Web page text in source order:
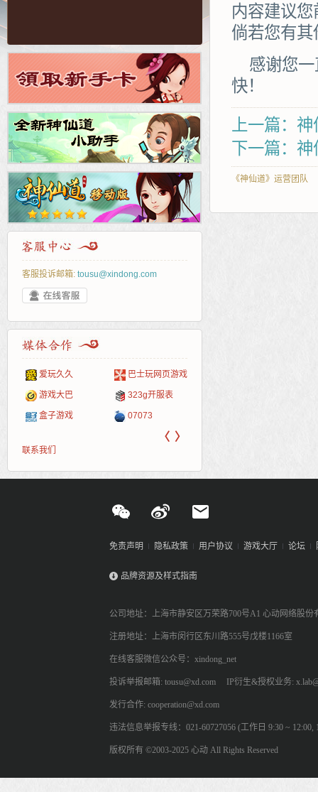
客服投诉邮箱: tousu@xindong.com
爱玩久久 巴士玩网页游戏
游戏大巴 323g开服表
盒子游戏 07073
〈 〉
联系我们
内容建议
倘若您有
感谢您
快！
上一篇：
下一篇：
《神仙道》运营团队
免责声明 隐私政策 用户协议 游戏大厅 论坛
品牌资源及样式指南
公司地址：上海市静安区万荣路700号A1 心动网络股份
注册地址：上海市闵行区东川路555号戊楼1166室
在线客服微信公众号：xindong_net
投诉举报邮箱: tousu@xd.com IP衍生&授权业务:
发行合作: cooperation@xd.com
违法信息举报专线：021-60727056 (工作日 9:30 ~ 12:00,
版权所有 ©2003-2025 心动 All Rights Reserved